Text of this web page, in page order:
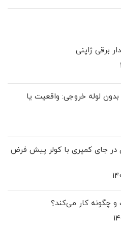
برقی ژاپنی
بدون لوله خروجی: واقعیت یا
در جای کمپری با کولر پیش ‌فرض
چگونه کار می‌کند؟